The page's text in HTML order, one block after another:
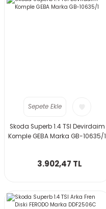
Sepete Ekle
Skoda Superb 1.4 TSI Devirdaim
Komple GEBA Marka GB-10635/1
3.902,47 TL